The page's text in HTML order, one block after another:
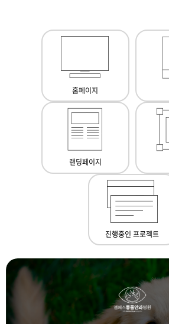
홈페이지
랜딩페이지
진행중인 프로젝트